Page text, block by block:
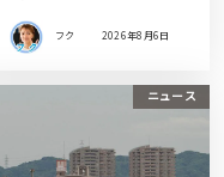
フク 2026年8月6日
ニュース